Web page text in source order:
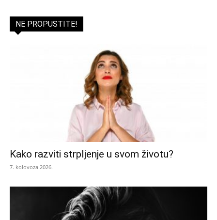
NE PROPUSTITE!
Kako razviti strpljenje u svom životu?
7. kolovoza 2026.